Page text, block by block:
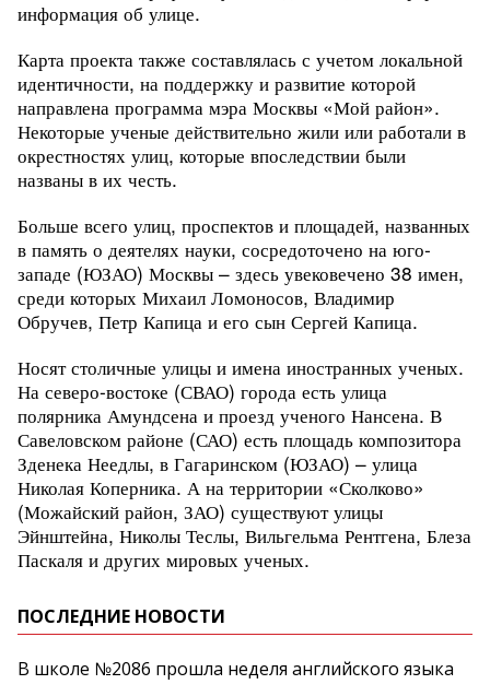
информация об улице.
Карта проекта также составлялась с учетом локальной
идентичности, на поддержку и развитие которой
направлена программа мэра Москвы «Мой район».
Некоторые ученые действительно жили или работали в
окрестностях улиц, которые впоследствии были
названы в их честь.
Больше всего улиц, проспектов и площадей, названных
в память о деятелях науки, сосредоточено на юго-
западе (ЮЗАО) Москвы – здесь увековечено 38 имен,
среди которых Михаил Ломоносов, Владимир
Обручев, Петр Капица и его сын Сергей Капица.
Носят столичные улицы и имена иностранных ученых.
На северо-востоке (СВАО) города есть улица
полярника Амундсена и проезд ученого Нансена. В
Савеловском районе (САО) есть площадь композитора
Зденека Неедлы, в Гагаринском (ЮЗАО) – улица
Николая Коперника. А на территории «Сколково»
(Можайский район, ЗАО) существуют улицы
Эйнштейна, Николы Теслы, Вильгельма Рентгена, Блеза
Паскаля и других мировых ученых.
ПОСЛЕДНИЕ НОВОСТИ
В школе №2086 прошла неделя английского языка